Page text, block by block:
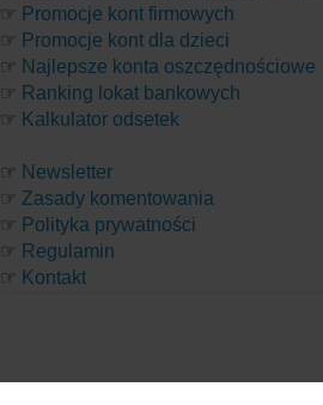
☞ Promocje kont firmowych
☞ Promocje kont dla dzieci
☞ Najlepsze konta oszczędnościowe
☞ Ranking lokat bankowych
☞ Kalkulator odsetek
☞ Newsletter
☞ Zasady komentowania
☞ Polityka prywatności
☞ Regulamin
☞ Kontakt